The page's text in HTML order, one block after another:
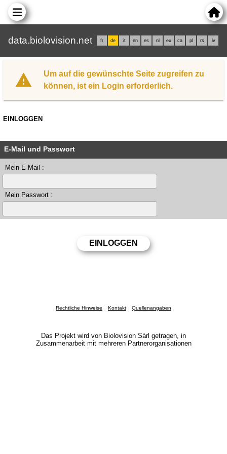
data.biolovision.net fr de it en es nl eu ca pl rs lv
Um auf die gewünschte Seite zugreifen zu
können, ist ein Login erforderlich.
EINLOGGEN
E-Mail und Passwort
Mein E-Mail :
Mein Passwort :
Rechtliche Hinweise Kontakt Quellenangaben
Das Projekt wird von Biolovision Sàrl getragen, in
Zusammenarbeit mit mehreren Partnerorganisationen